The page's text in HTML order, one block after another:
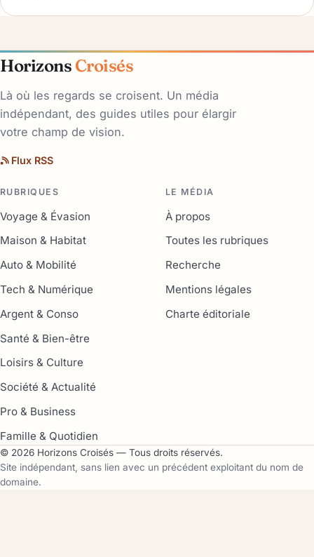
Horizons Croisés
Là où les regards se croisent. Un média
indépendant, des guides utiles pour élargir
votre champ de vision.
Flux RSS
RUBRIQUES
Voyage & Évasion
Maison & Habitat
Auto & Mobilité
Tech & Numérique
Argent & Conso
Santé & Bien-être
Loisirs & Culture
Société & Actualité
Pro & Business
Famille & Quotidien
LE MÉDIA
À propos
Toutes les rubriques
Recherche
Mentions légales
Charte éditoriale
© 2026 Horizons Croisés — Tous droits réservés.
Site indépendant, sans lien avec un précédent exploitant du nom de
domaine.